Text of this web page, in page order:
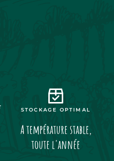
STOCKAGE OPTIMAL
A température stable,
toute l'année